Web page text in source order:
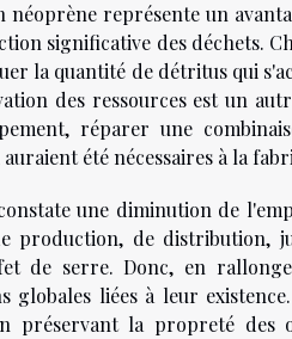
néoprène représente un
significative des déchets.
la quantité de détritus qui
des ressources est un
réparer une
été nécessaires à la
une diminution de
production, de distribution,
de serre. Donc, en
globales liées à leur
préservant la propreté des